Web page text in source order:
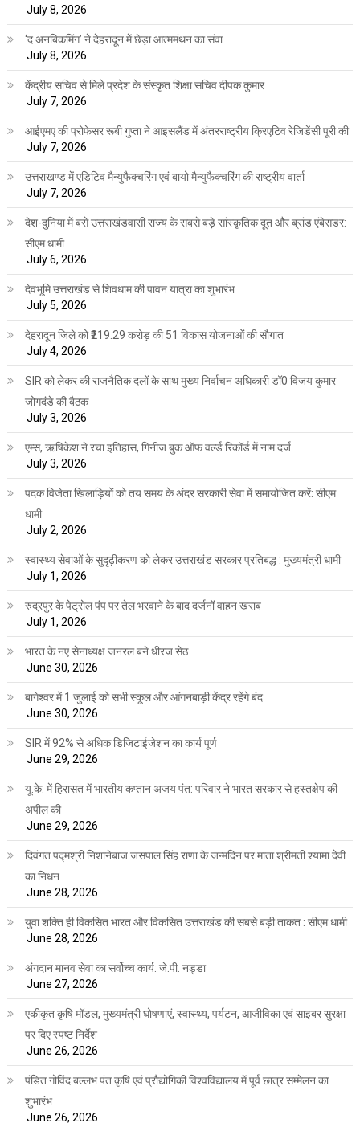
July 8, 2026
‘द अनबिकमिंग’ ने देहरादून में छेड़ा आत्ममंथन का संवा
July 8, 2026
केंद्रीय सचिव से मिले प्रदेश के संस्कृत शिक्षा सचिव दीपक कुमार
July 7, 2026
आईएमए की प्रोफेसर रूबी गुप्ता ने आइसलैंड में अंतरराष्ट्रीय क्रिएटिव रेजिडेंसी पूरी की
July 7, 2026
उत्तराखण्ड में एडिटिव मैन्युफैक्चरिंग एवं बायो मैन्युफैक्चरिंग की राष्ट्रीय वार्ता
July 7, 2026
देश-दुनिया में बसे उत्तराखंडवासी राज्य के सबसे बड़े सांस्कृतिक दूत और ब्रांड एंबेसडर:
सीएम धामी
July 6, 2026
देवभूमि उत्तराखंड से शिवधाम की पावन यात्रा का शुभारंभ
July 5, 2026
देहरादून जिले को ₹219.29 करोड़ की 51 विकास योजनाओं की सौगात
July 4, 2026
SIR को लेकर की राजनैतिक दलों के साथ मुख्य निर्वाचन अधिकारी डॉ0 विजय कुमार
जोगदंडे की बैठक
July 3, 2026
एम्स, ऋषिकेश ने रचा इतिहास, गिनीज बुक ऑफ वर्ल्ड रिकॉर्ड में नाम दर्ज
July 3, 2026
पदक विजेता खिलाड़ियों को तय समय के अंदर सरकारी सेवा में समायोजित करें: सीएम
धामी
July 2, 2026
स्वास्थ्य सेवाओं के सुदृढ़ीकरण को लेकर उत्तराखंड सरकार प्रतिबद्ध : मुख्यमंत्री धामी
July 1, 2026
रुद्रपुर के पेट्रोल पंप पर तेल भरवाने के बाद दर्जनों वाहन खराब
July 1, 2026
भारत के नए सेनाध्यक्ष जनरल बने धीरज सेठ
June 30, 2026
बागेश्वर में 1 जुलाई को सभी स्कूल और आंगनबाड़ी केंद्र रहेंगे बंद
June 30, 2026
SIR में 92% से अधिक डिजिटाईजेशन का कार्य पूर्ण
June 29, 2026
यू.के. में हिरासत में भारतीय कप्तान अजय पंत: परिवार ने भारत सरकार से हस्तक्षेप की
अपील की
June 29, 2026
दिवंगत पद्मश्री निशानेबाज जसपाल सिंह राणा के जन्मदिन पर माता श्रीमती श्यामा देवी
का निधन
June 28, 2026
युवा शक्ति ही विकसित भारत और विकसित उत्तराखंड की सबसे बड़ी ताकत : सीएम धामी
June 28, 2026
अंगदान मानव सेवा का सर्वोच्च कार्य: जे.पी. नड्डा
June 27, 2026
एकीकृत कृषि मॉडल, मुख्यमंत्री घोषणाएं, स्वास्थ्य, पर्यटन, आजीविका एवं साइबर सुरक्षा
पर दिए स्पष्ट निर्देश
June 26, 2026
पंडित गोविंद बल्लभ पंत कृषि एवं प्रौद्योगिकी विश्वविद्यालय में पूर्व छात्र सम्मेलन का
शुभारंभ
June 26, 2026